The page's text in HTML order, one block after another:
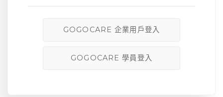
GOGOCARE 企業用戶登入
GOGOCARE 學員登入